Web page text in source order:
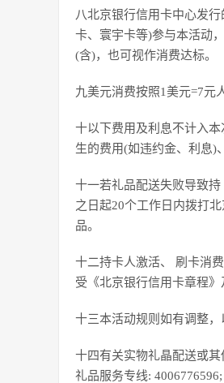
八北京银行信用卡中心发
卡、寰宇卡等)参与本活动
(含)，也可视作消费达标。
九美元消费按照1美元=7元
十以下费用及利息不计入
生的费用(如违约金、利息)
十一若礼品配送失败导致
之日起20个工作日内拨打
品。
十二持卡人激活、 刷卡消
受《北京银行信用卡章程》
十三本活动规则如有调整，
十四有关实物礼晶配送或
礼品服务专线: